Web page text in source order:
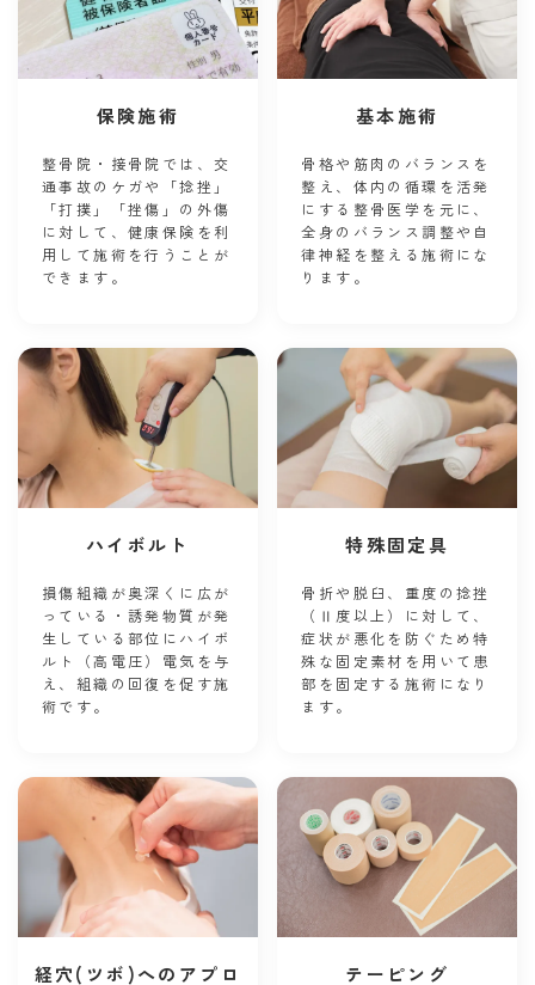
保険施術
整骨院・接骨院では、交
通事故のケガや「捻挫」
「打撲」「挫傷」の外傷
に対して、健康保険を利
用して施術を行うことが
できます。
基本施術
骨格や筋肉のバランスを
整え、体内の循環を活発
にする整骨医学を元に、
全身のバランス調整や自
律神経を整える施術にな
ります。
ハイボルト
損傷組織が奥深くに広が
っている・誘発物質が発
生している部位にハイボ
ルト（高電圧）電気を与
え、組織の回復を促す施
術です。
特殊固定具
骨折や脱臼、重度の捻挫
（Ⅱ度以上）に対して、
症状が悪化を防ぐため特
殊な固定素材を用いて患
部を固定する施術になり
ます。
経穴(ツボ)へのアプロ
テーピング